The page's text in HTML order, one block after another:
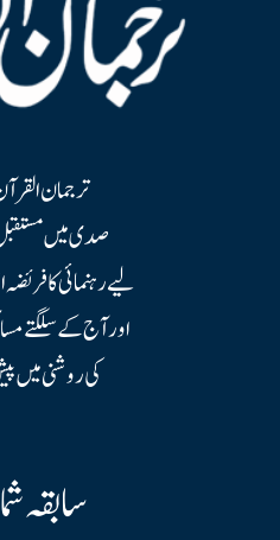
ترجمان
صدی میں
لیے رہنمائی کا
اور آج کے سلگتے
کی روشنی میں
سابقہ